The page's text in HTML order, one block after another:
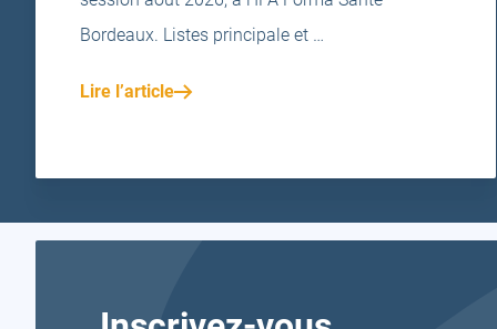
Bordeaux. Listes principale et …
Lire l’article